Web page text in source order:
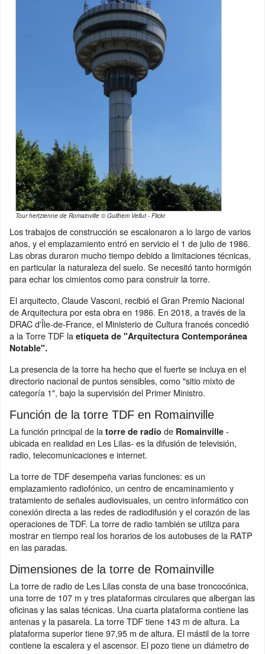
Tour hertzienne de Romainville © Guilhem Vellut - Flickr
Los trabajos de construcción se escalonaron a lo largo de varios
años, y el emplazamiento entró en servicio el 1 de julio de 1986.
Las obras duraron mucho tiempo debido a limitaciones técnicas,
en particular la naturaleza del suelo. Se necesitó tanto hormigón
para echar los cimientos como para construir la torre.
El arquitecto, Claude Vasconi, recibió el Gran Premio Nacional
de Arquitectura por esta obra en 1986. En 2018, a través de la
DRAC d'Île-de-France, el Ministerio de Cultura francés concedió
a la Torre TDF la etiqueta de "Arquitectura Contemporánea
Notable".
La presencia de la torre ha hecho que el fuerte se incluya en el
directorio nacional de puntos sensibles, como "sitio mixto de
categoría 1", bajo la supervisión del Primer Ministro.
Función de la torre TDF en Romainville
La función principal de la torre de radio de Romainville -
ubicada en realidad en Les Lilas- es la difusión de televisión,
radio, telecomunicaciones e internet.
La torre de TDF desempeña varias funciones: es un
emplazamiento radiofónico, un centro de encaminamiento y
tratamiento de señales audiovisuales, un centro informático con
conexión directa a las redes de radiodifusión y el corazón de las
operaciones de TDF. La torre de radio también se utiliza para
mostrar en tiempo real los horarios de los autobuses de la RATP
en las paradas.
Dimensiones de la torre de Romainville
La torre de radio de Les Lilas consta de una base troncocónica,
una torre de 107 m y tres plataformas circulares que albergan las
oficinas y las salas técnicas. Una cuarta plataforma contiene las
antenas y la pasarela. La torre TDF tiene 143 m de altura. La
plataforma superior tiene 97,95 m de altura. El mástil de la torre
contiene la escalera y el ascensor. El pozo tiene un diámetro de